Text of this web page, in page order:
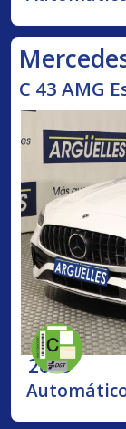
C 43 AMG
2023